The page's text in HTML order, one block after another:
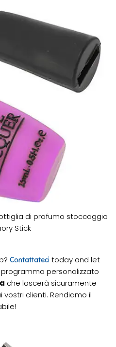
di profumo stoccaggio
Stick
Contattateci today and let
personalizzato
che lascerà sicuramente
clienti. Rendiamo il